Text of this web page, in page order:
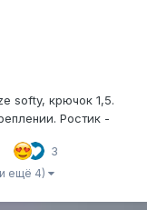
softy, крючок 1,5.
Ростик -
3
ещё 4)